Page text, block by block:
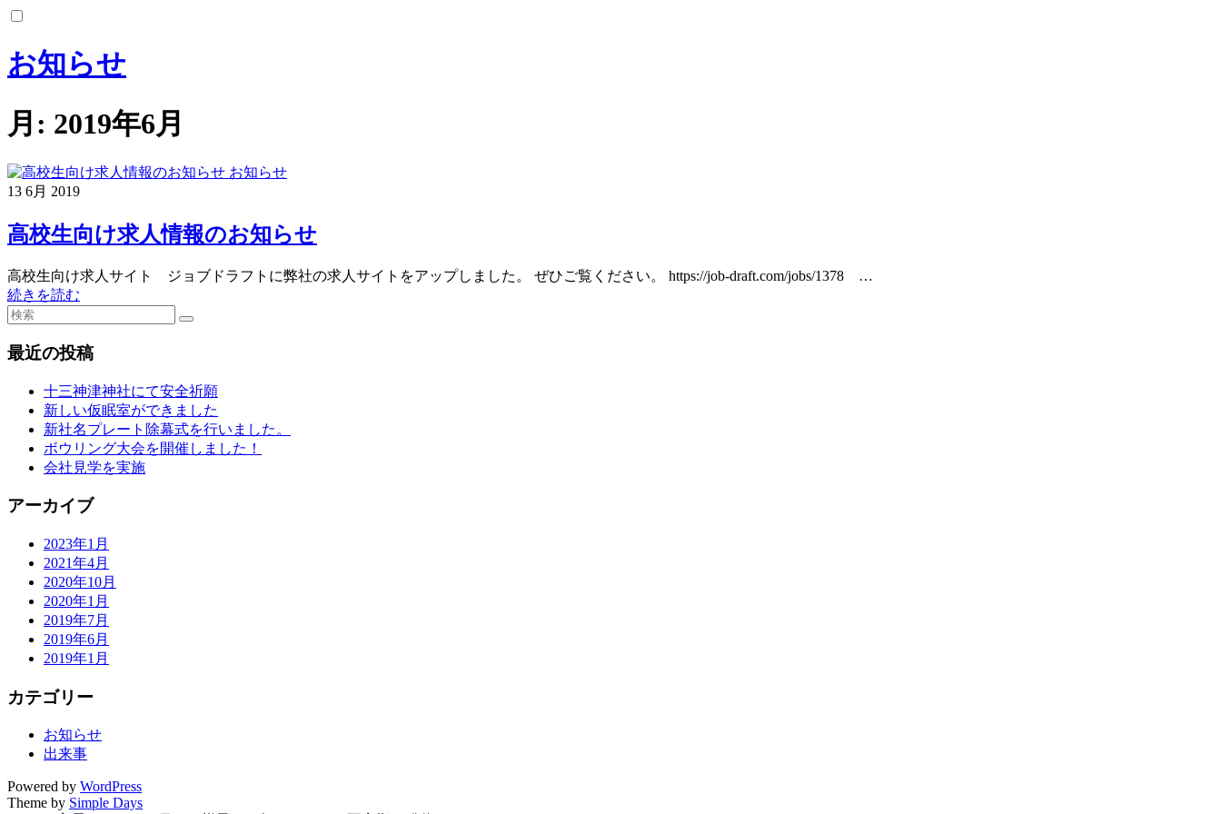
コ
テ
ン
へ
ス
ッ
プ
お知らせ
月: 2019年6月
お知らせ
13 6月 2019
高校生向け求人情報のお知らせ
高校生向け求人サイト ジョブドラフトに弊社の求人サイトをアップしました。 ぜひご覧ください。 https://job-draft.com/jobs/1378 …
続きを読む
最近の投稿
十三神津神社にて安全祈願
新しい仮眠室ができました
新社名プレート除幕式を行いました。
ボウリング大会を開催しました！
会社見学を実施
アーカイブ
2023年1月
2021年4月
2020年10月
2020年1月
2019年7月
2019年6月
2019年1月
カテゴリー
お知らせ
出来事
Powered by WordPress
Theme by Simple Days